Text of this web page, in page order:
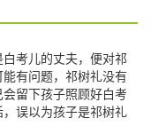
考儿的丈夫，便对祁
有问题，祁树礼没有
留下孩子照顾好白考
误以为孩子是祁树礼